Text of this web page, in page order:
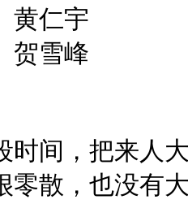
黄仁宇
贺雪峰
时间，把来人
零散，也没有